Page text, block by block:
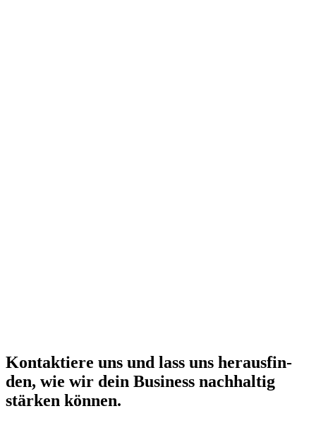
Kon­tak­tie­re uns und lass uns her­aus­fin­
den, wie wir dein Busi­ness nach­hal­tig
stär­ken kön­nen.